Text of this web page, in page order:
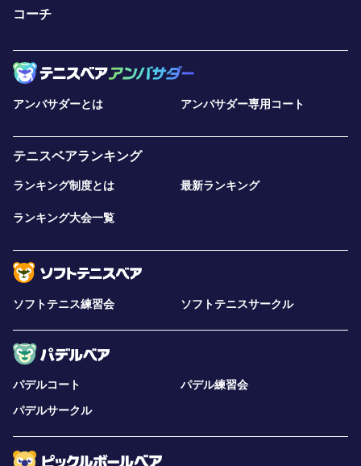
コーチ
アンバサダーとは アンバサダー専用コート
テニスベアランキング
ランキング制度とは 最新ランキング
ランキング大会一覧
ソフトテニス練習会 ソフトテニスサークル
パデルコート
パデル練習会
パデルサークル